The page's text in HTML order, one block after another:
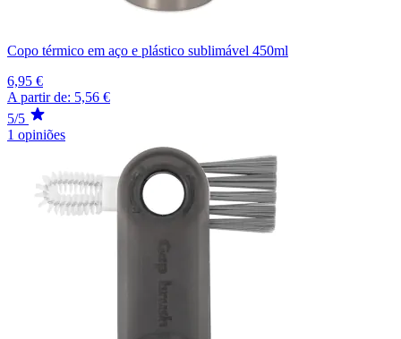
Copo térmico em aço e plástico sublimável 450ml
6,95 €
A partir de: 5,56 €
5/5
1 opiniões